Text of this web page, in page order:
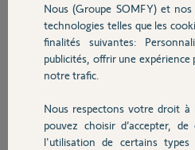
Sécurité
Domotique
Chauffage
One pour les IntelliTAG, les détecteurs
Le Relais Radio n’est pas un pas relais
Les caractéristiques du Relais Radio sont
Protection antibrouillage / cryptage de
Nous (Groupe SOMFY) et
technologies telles que les
finalités suivantes:
publicités, offrir une
notre trafic.
Nous respectons votre droit
pouvez choisir d’accepter,
l'utilisation de certains